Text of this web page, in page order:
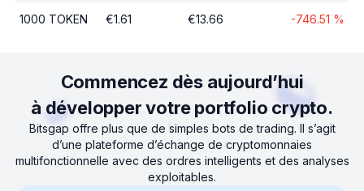
1000 TOKEN €1.61 €13.66 -746.51 %
Commencez dès aujourd’hui
à développer votre portfolio crypto.
Bitsgap offre plus que de simples bots de trading. Il s’agit
d’une plateforme d’échange de cryptomonnaies
multifonctionnelle avec des ordres intelligents et des analyses
exploitables.